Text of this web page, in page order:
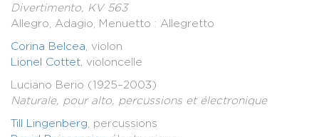
Divertimento, KV 563
Allegro, Adagio, Menuetto : Allegretto
Corina Belcea, violon
Lionel Cottet, violoncelle
Luciano Berio (1925–2003)
Naturale, pour alto, percussions et électronique
Till Lingenberg, percussions